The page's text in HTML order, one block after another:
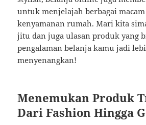
untuk menjelajah berbagai
kenyamanan rumah. Mari kita
jitu dan juga ulasan produk yang
pengalaman belanja kamu jadi
menyenangkan!
Menemukan Produk
Dari Fashion Hingga